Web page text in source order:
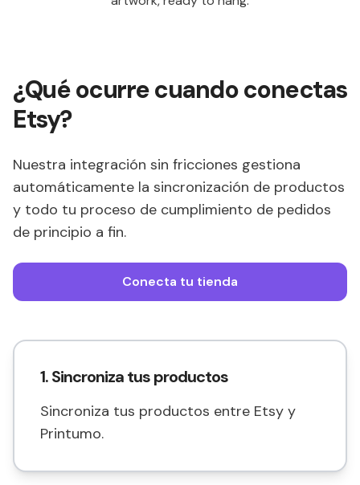
¿Qué ocurre cuando conectas
Etsy?
Nuestra integración sin fricciones gestiona
automáticamente la sincronización de productos
y todo tu proceso de cumplimiento de pedidos
de principio a fin.
Conecta tu tienda
1. Sincroniza tus productos
Sincroniza tus productos entre Etsy y
Printumo.